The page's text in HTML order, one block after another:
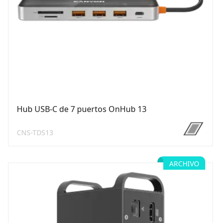
Hub USB-C de 7 puertos OnHub 13
CNS-TDS13
ARCHIVO